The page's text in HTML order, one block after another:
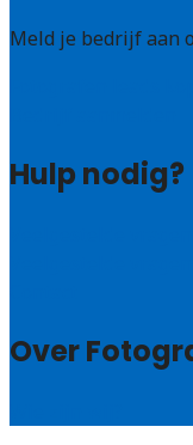
Meld je bedrijf aan
Hulp nodig?
Over